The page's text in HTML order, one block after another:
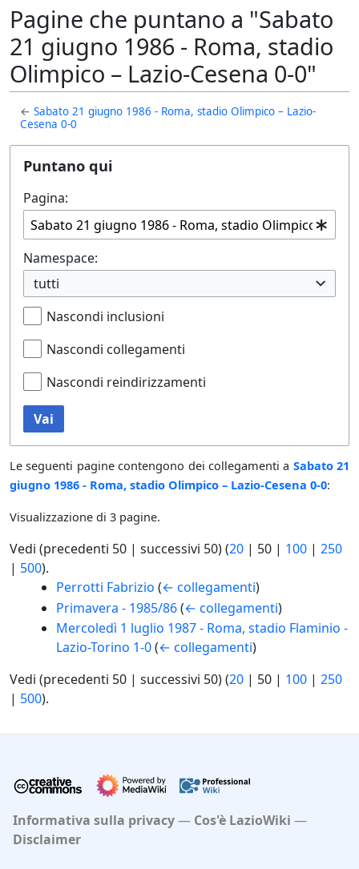
Pagine che puntano a "Sabato
21 giugno 1986 - Roma, stadio
Olimpico – Lazio-Cesena 0-0"
←Sabato 21 giugno 1986 - Roma, stadio Olimpico – Lazio-
Cesena 0-0
Puntano qui
Pagina:
Namespace:
tutti
Nascondi inclusioni
Nascondi collegamenti
Nascondi reindirizzamenti
Vai
Le seguenti pagine contengono dei collegamenti a Sabato 21
giugno 1986 - Roma, stadio Olimpico – Lazio-Cesena 0-0:
Visualizzazione di 3 pagine.
Vedi (precedenti 50 | successivi 50) (20 | 50 | 100 | 250
| 500).
Perrotti Fabrizio (← collegamenti)
Primavera - 1985/86 (← collegamenti)
Mercoledì 1 luglio 1987 - Roma, stadio Flaminio -
Lazio-Torino 1-0 (← collegamenti)
Vedi (precedenti 50 | successivi 50) (20 | 50 | 100 | 250
| 500).
Informativa sulla privacy
Cos'è LazioWiki
Disclaimer